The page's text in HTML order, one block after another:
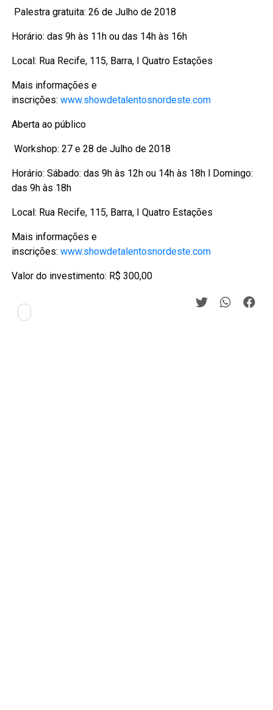
Palestra gratuita: 26 de Julho de 2018
Horário: das 9h às 11h ou das 14h às 16h
Local: Rua Recife, 115, Barra, I Quatro Estações
Mais informações e
inscrições:www.showdetalentosnordeste.com
Aberta ao público
Workshop: 27 e 28 de Julho de 2018
Horário: Sábado: das 9h às 12h ou 14h às 18h l Domingo:
das 9h às 18h
Local: Rua Recife, 115, Barra, I Quatro Estações
Mais informações e
inscrições:www.showdetalentosnordeste.com
Valor do investimento: R$ 300,00